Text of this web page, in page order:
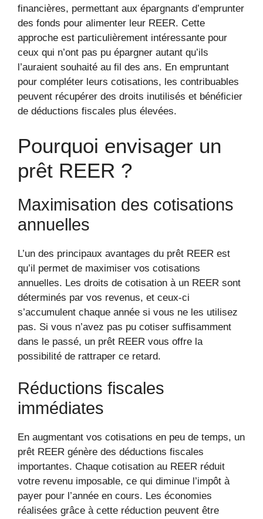
financières, permettant aux épargnants d’emprunter
des fonds pour alimenter leur REER. Cette
approche est particulièrement intéressante pour
ceux qui n’ont pas pu épargner autant qu’ils
l’auraient souhaité au fil des ans. En empruntant
pour compléter leurs cotisations, les contribuables
peuvent récupérer des droits inutilisés et bénéficier
de déductions fiscales plus élevées.
Pourquoi envisager un
prêt REER ?
Maximisation des cotisations
annuelles
L’un des principaux avantages du prêt REER est
qu’il permet de maximiser vos cotisations
annuelles. Les droits de cotisation à un REER sont
déterminés par vos revenus, et ceux-ci
s’accumulent chaque année si vous ne les utilisez
pas. Si vous n’avez pas pu cotiser suffisamment
dans le passé, un prêt REER vous offre la
possibilité de rattraper ce retard.
Réductions fiscales
immédiates
En augmentant vos cotisations en peu de temps, un
prêt REER génère des déductions fiscales
importantes. Chaque cotisation au REER réduit
votre revenu imposable, ce qui diminue l’impôt à
payer pour l’année en cours. Les économies
réalisées grâce à cette réduction peuvent être